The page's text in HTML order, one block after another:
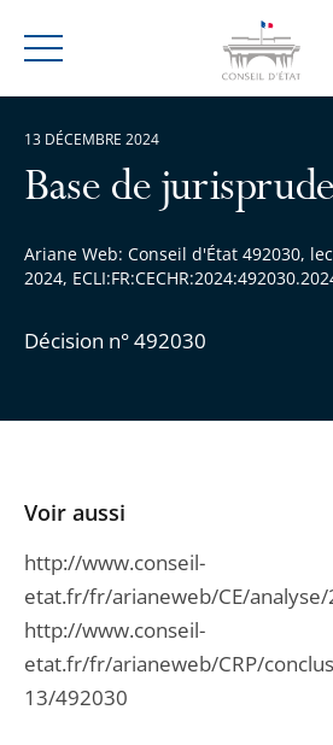
Menu
Base de
Ariane Web: Conseil d'État 492030,
2024,
Décision n° 492030
13 DÉCEMBRE 2024
Voir aussi
http://www.conseil-
etat.fr/fr/arianeweb/CE/
http://www.conseil-
etat.fr/fr/arianeweb/CRP/
13/492030